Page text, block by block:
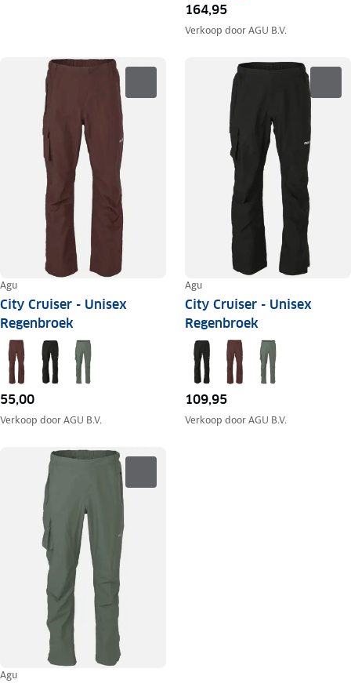
164,95
Verkoop doorAGU B.V.
Agu
City Cruiser - Unisex
Regenbroek
55,00
Verkoop doorAGU B.V.
Agu
City Cruiser - Unisex
Regenbroek
109,95
Verkoop doorAGU B.V.
Agu